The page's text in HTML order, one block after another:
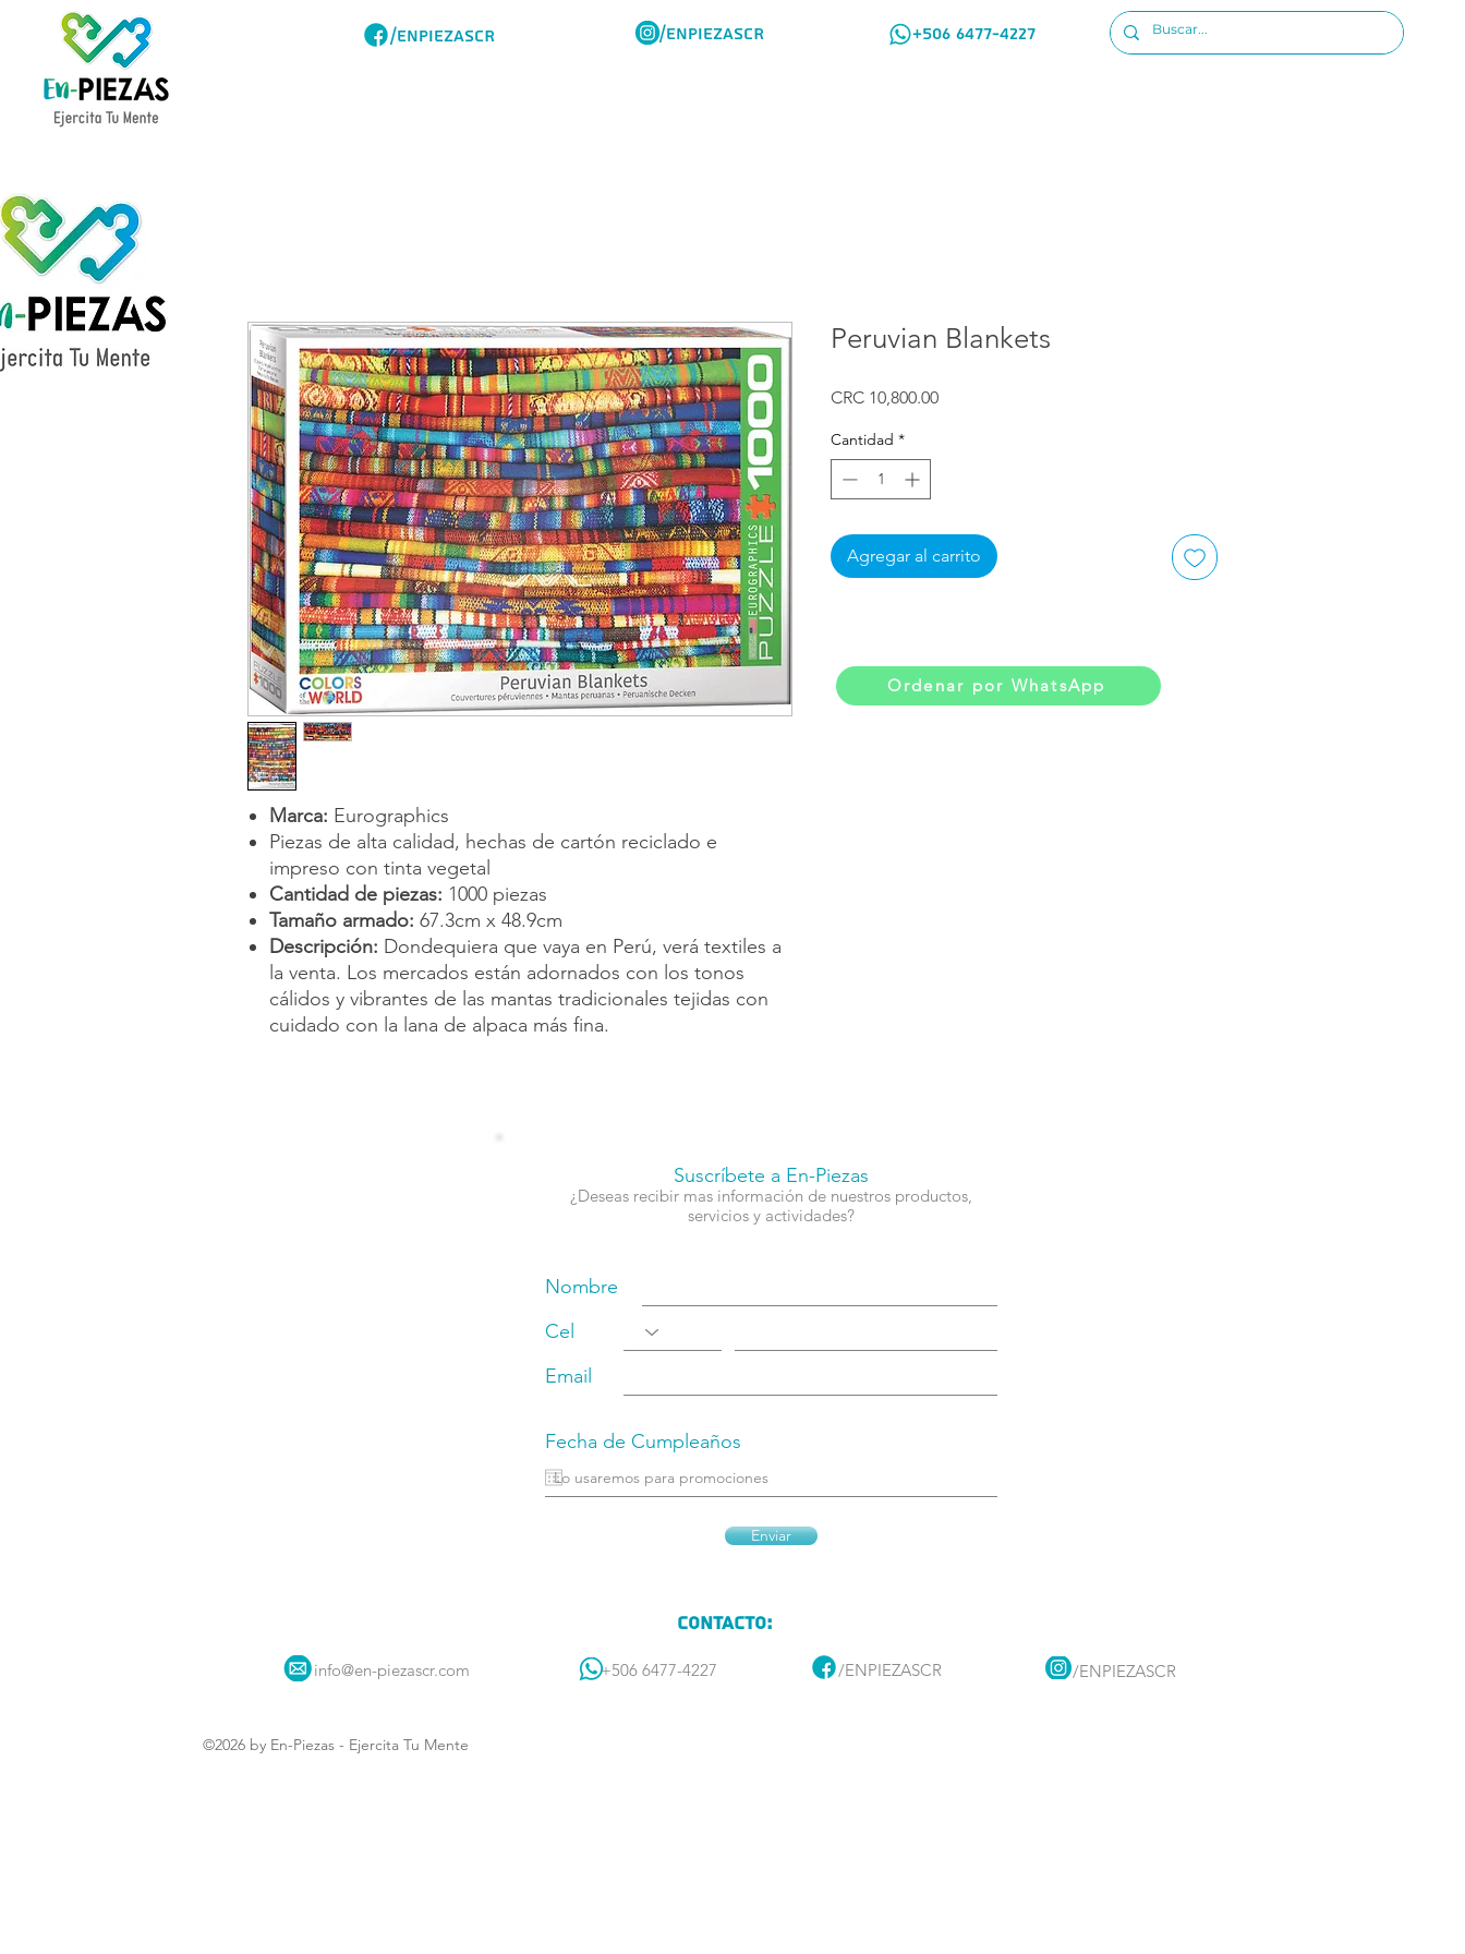
/ENPIEZASCR /ENPIEZASCR +506 6477-4227
Marca: Eurographics
Piezas de alta calidad, hechas de cartón reciclado e
impreso con tinta vegetal
Cantidad de piezas: 1000 piezas
Tamaño armado: 67.3cm x 48.9cm
Descripción: Dondequiera que vaya en Perú, verá textiles a
la venta. Los mercados están adornados con los tonos
cálidos y vibrantes de las mantas tradicionales tejidas con
cuidado con la lana de alpaca más fina.
Peruvian Blankets
CRC 10,800.00Precio
Cantidad *
Agregar al carrito
Ordenar por WhatsApp
Suscríbete a En-Piezas
¿Deseas recibir mas información de nuestros productos,
servicios y actividades?
Nombre
Cel
Email
Enviar
Fecha de Cumpleaños
Contacto:
info@en-piezascr.com +506 6477-4227 /ENPIEZASCR /ENPIEZASCR
©2026 by En-Piezas - Ejercita Tu Mente